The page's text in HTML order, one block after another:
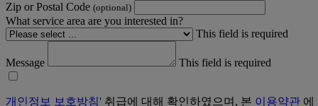
Zip or Postal Code (optional)
What service area are you interested in?
This field is required
Message This field is required
개인정보 보호방침' 취급에 대해 확인하였으며, 본 이용약관 에